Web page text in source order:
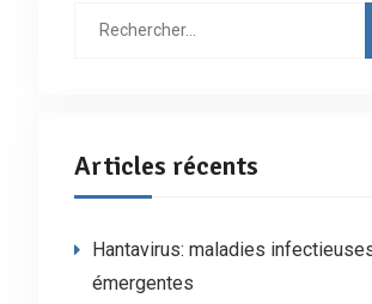
Articles récents
Hantavirus: maladies
émergentes